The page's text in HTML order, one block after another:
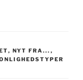
, NYT FRA... ,